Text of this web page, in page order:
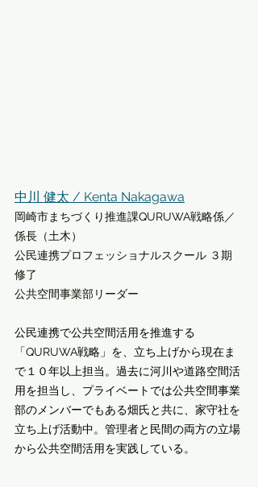
中川 健太 / Kenta Nakagawa
岡崎市まちづくり推進課QURUWA戦略係／
係長（土木）
公民連携プロフェッショナルスクール ３期
修了
公共空間事業部リーダー
公民連携で公共空間活用を推進する
「QURUWA戦略」を、立ち上げから現在ま
で１０年以上担当。過去に河川や道路空間活
用を担当し、プライベートでは公共空間事業
部のメンバーでもある畑氏と共に、家守社を
立ち上げ活動中。管理者と民間の両方の立場
から公共空間活用を実践している。